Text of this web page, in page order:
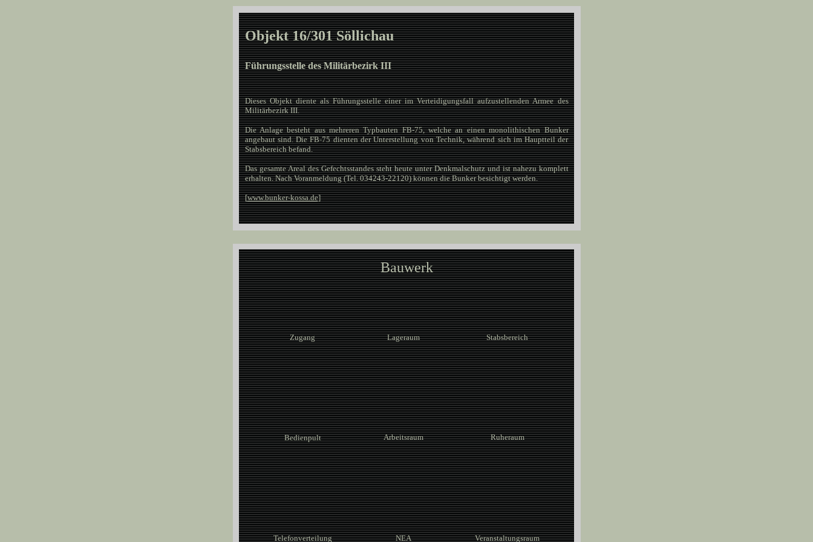
Objekt 16/301 Söllichau
Führungsstelle des Militärbezirk III
Dieses Objekt diente als Führungsstelle einer im Verteidigungsfall aufzustellenden Armee des
Militärbezirk III.
Die Anlage besteht aus mehreren Typbauten FB-75, welche an einen monolithischen Bunker
angebaut sind. Die FB-75 dienten der Unterstellung von Technik, während sich im Hauptteil der
Stabsbereich befand.
Das gesamte Areal des Gefechtsstandes steht heute unter Denkmalschutz und ist nahezu komplett
erhalten. Nach Voranmeldung (Tel. 034243-22120) können die Bunker besichtigt werden.
[www.bunker-kossa.de]
Bauwerk
Zugang Lageraum Stabsbereich
Bedienpult Arbeitsraum Ruheraum
Telefonverteilung NEA Veranstaltungsraum